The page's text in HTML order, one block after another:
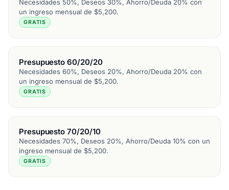
Necesidades 50%, Deseos 30%, Ahorro/Deuda 20% con
un ingreso mensual de $5,200.
GRATIS
Presupuesto 60/20/20
Necesidades 60%, Deseos 20%, Ahorro/Deuda 20% con
un ingreso mensual de $5,200.
GRATIS
Presupuesto 70/20/10
Necesidades 70%, Deseos 20%, Ahorro/Deuda 10% con un
ingreso mensual de $5,200.
GRATIS